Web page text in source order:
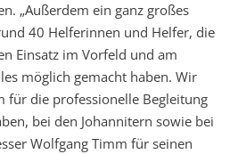
„Außerdem ein ganz großes
40 Helferinnen und Helfer, die
Einsatz im Vorfeld und am
möglich gemacht haben. Wir
für die professionelle Begleitung
bei den Johannitern sowie bei
Wolfgang Timm für seinen